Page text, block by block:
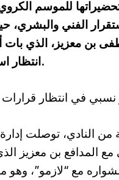
الفني والبشري،
بن معزيز، الذي بات
انتظار استكمال المفاوضات مع بقية العناصر المعنية.
نسبي في انتظار
النادي، توصلت
مع المدافع بن معزيز
مع “لازمو”، وهو